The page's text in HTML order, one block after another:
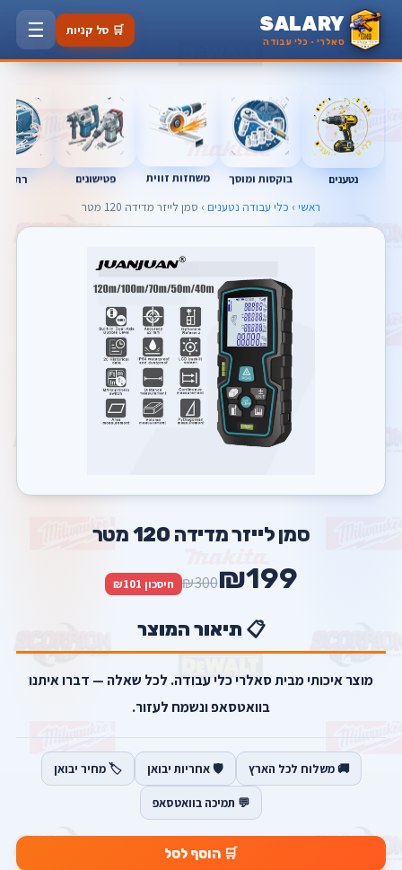
SALARY
סאלרי · כלי עבודה
🛒 סל קניות ☰
נטענים בוקסות ומוסך משחזות זווית פטישונים
ראשי › כלי עבודה נטענים › סמן לייזר מדידה 120 מטר
סמן לייזר מדידה 120 מטר
₪199
₪300 חיסכון ₪101
📋 תיאור המוצר
מוצר איכותי מבית סאלרי כלי עבודה. לכל שאלה — דברו איתנו
בוואטסאפ ונשמח לעזור.
🚚 משלוח לכל הארץ 🛡️ אחריות יבואן 🏷️ מחיר יבואן
💬 תמיכה בוואטסאפ
🛒 הוסף לסל